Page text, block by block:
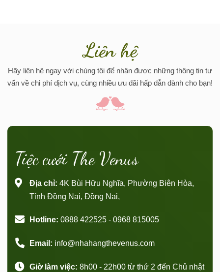
Liên hệ
Hãy liên hệ ngay với chúng tôi để nhận được những thông tin tư
vấn về chi phí dịch vụ, cùng nhiều ưu đãi hấp dẫn dành cho bạn!
Tiệc cưới The Venus
Địa chỉ: 4K Bùi Hữu Nghĩa, Phường Biên Hòa,
Tỉnh Đồng Nai, Đồng Nai,
Hotline: 0888 422525 - 0968 815005
Email: info@nhahangthevenus.com
Giờ làm việc: 8h00 - 22h00 từ thứ 2 đến Chủ nhật